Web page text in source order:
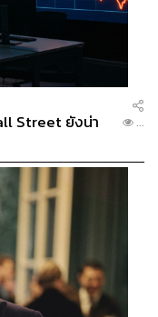
Street ยังน่า
...